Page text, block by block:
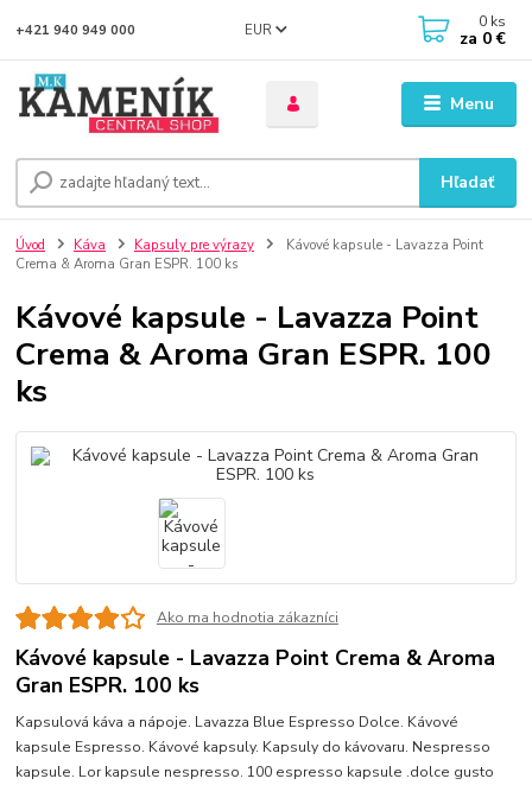
Menu
EUR
Hľadať
+421 940 949 000 0 ks
za 0 €
Úvod Káva Kapsuly pre výrazy
Kávové kapsule - Lavazza Point
Crema & Aroma Gran ESPR. 100 ks
Kávové kapsule - Lavazza Point
Crema & Aroma Gran ESPR. 100
ks
Ako ma hodnotia zákazníci
Kávové kapsule - Lavazza Point Crema & Aroma
Gran ESPR. 100 ks
Kapsulová káva a nápoje. Lavazza Blue Espresso Dolce. Kávové
kapsule Espresso. Kávové kapsuly. Kapsuly do kávovaru. Nespresso
kapsule. Lor kapsule nespresso. 100 espresso kapsule .dolce gusto